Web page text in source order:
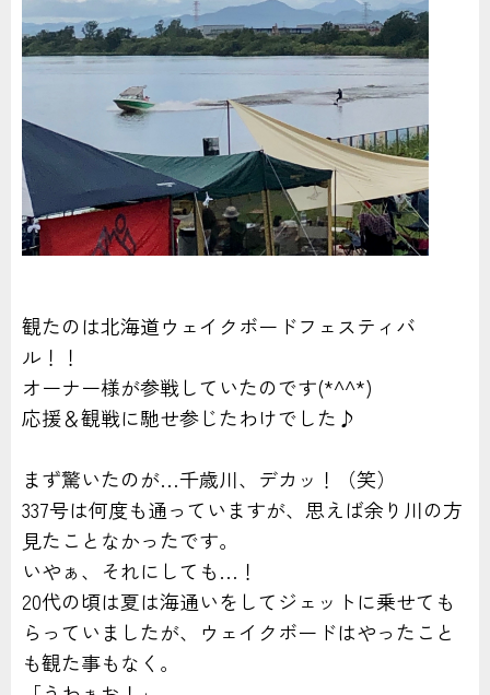
観たのは北海道ウェイクボードフェスティバ
ル！！
オーナー様が参戦していたのです(*^^*)
応援＆観戦に馳せ参じたわけでした♪
まず驚いたのが…千歳川、デカッ！（笑）
337号は何度も通っていますが、思えば余り川の方
見たことなかったです。
いやぁ、それにしても…！
20代の頃は夏は海通いをしてジェットに乗せても
らっていましたが、ウェイクボードはやったこと
も観た事もなく。